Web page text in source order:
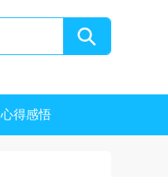
心得感悟